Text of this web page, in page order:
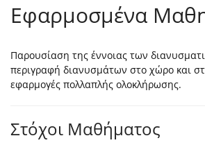
Εφαρμοσμένα
Παρουσίαση της έννοιας των
περιγραφή διανυσμάτων στο χώρο και
εφαρμογές πολλαπλής ολοκλήρωσης.
Στόχοι Μαθήματος